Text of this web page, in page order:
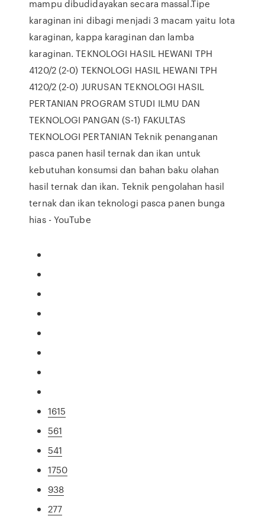
mampu dibudidayakan secara massal.Tipe
karaginan ini dibagi menjadi 3 macam yaitu Iota
karaginan, kappa karaginan dan lamba
karaginan. TEKNOLOGI HASIL HEWANI TPH
4120/2 (2-0) TEKNOLOGI HASIL HEWANI TPH
4120/2 (2-0) JURUSAN TEKNOLOGI HASIL
PERTANIAN PROGRAM STUDI ILMU DAN
TEKNOLOGI PANGAN (S-1) FAKULTAS
TEKNOLOGI PERTANIAN Teknik penanganan
pasca panen hasil ternak dan ikan untuk
kebutuhan konsumsi dan bahan baku olahan
hasil ternak dan ikan. Teknik pengolahan hasil
ternak dan ikan teknologi pasca panen bunga
hias - YouTube
1615
561
541
1750
938
277